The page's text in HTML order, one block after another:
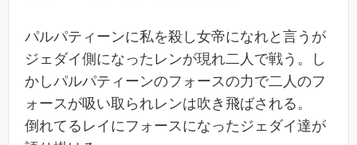
パルパティーンに私を殺し女帝になれと言うが
ジェダイ側になったレンが現れ二人で戦う。し
かしパルパティーンのフォースの力で二人のフ
ォースが吸い取られレンは吹き飛ばされる。
倒れてるレイにフォースになったジェダイ達が